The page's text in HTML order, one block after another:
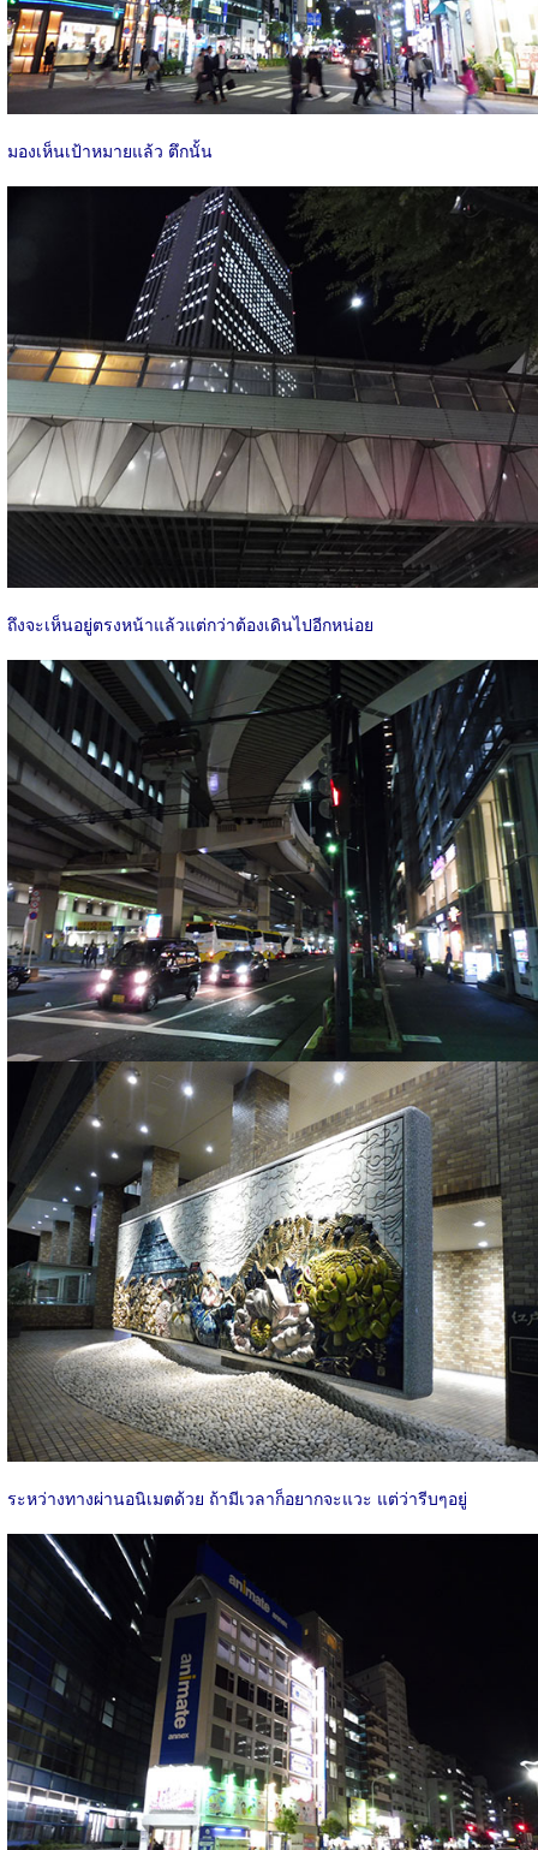
มองเห็นเป้าหมายแล้ว ตึกนั้น
ถึงจะเห็นอยู่ตรงหน้าแล้วแต่กว่าต้องเดินไปอีกหน่อย
ระหว่างทางผ่านอนิเมตด้วย ถ้ามีเวลาก็อยากจะแวะ แต่ว่ารีบๆอยู่